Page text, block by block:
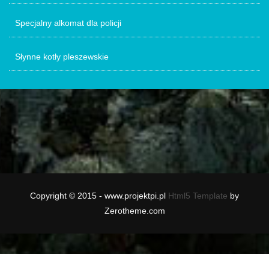
Specjalny alkomat dla policji
Słynne kotły pleszewskie
Copyright © 2015 - www.projektpi.pl Html5 Template by
Zerotheme.com